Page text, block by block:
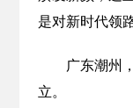
是对新时代领
广东潮州
立。